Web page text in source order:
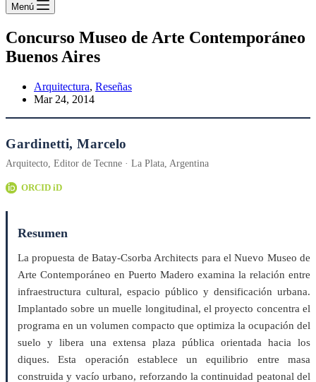
Menú
Concurso Museo de Arte Contemporáneo
Buenos Aires
Arquitectura, Reseñas
Mar 24, 2014
Gardinetti, Marcelo
Arquitecto, Editor de Tecnne · La Plata, Argentina
ORCID iD
Resumen
La propuesta de Batay-Csorba Architects para el Nuevo Museo de
Arte Contemporáneo en Puerto Madero examina la relación entre
infraestructura cultural, espacio público y densificación urbana.
Implantado sobre un muelle longitudinal, el proyecto concentra el
programa en un volumen compacto que optimiza la ocupación del
suelo y libera una extensa plaza pública orientada hacia los
diques. Esta operación establece un equilibrio entre masa
construida y vacío urbano, reforzando la continuidad peatonal del